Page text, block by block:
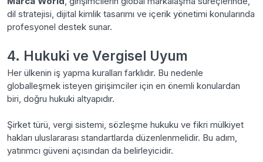
dil stratejisi, dijital kimlik tasarımı ve içerik yönetimi konularında
profesyonel destek sunar.
4. Hukuki ve Vergisel Uyum
Her ülkenin iş yapma kuralları farklıdır. Bu nedenle
globalleşmek isteyen girişimciler için en önemli konulardan
biri, doğru hukuki altyapıdır.
Şirket türü, vergi sistemi, sözleşme hukuku ve fikri mülkiyet
hakları uluslararası standartlarda düzenlenmelidir. Bu adım,
yatırımcı güveni açısından da belirleyicidir.